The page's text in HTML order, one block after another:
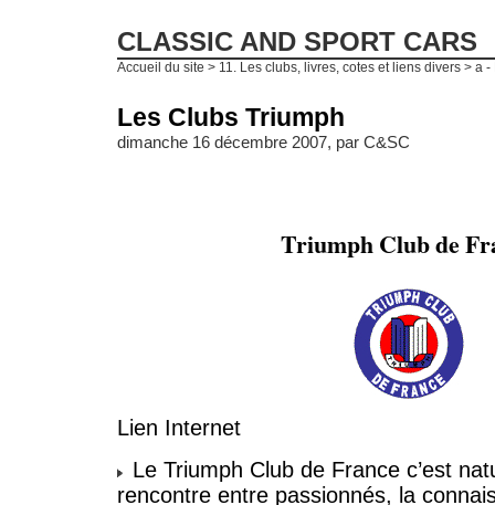
CLASSIC AND SPORT CARS
Accueil du site > 11. Les clubs, livres, cotes et liens divers > a -
Les Clubs Triumph
dimanche 16 décembre 2007, par C&SC
Triumph Club de
Lien Internet
Le Triumph Club de France c’est
rencontre entre passionnés, la